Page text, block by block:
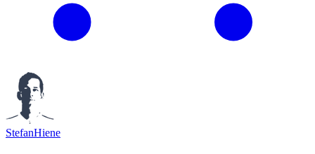
StefanHiene